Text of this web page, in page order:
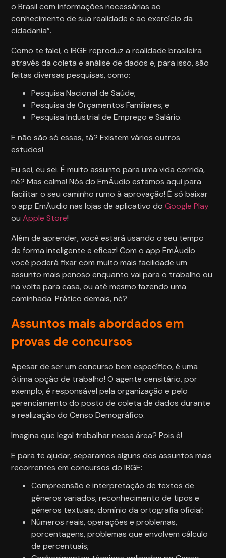
o Brasil com informações necessárias ao
conhecimento de sua realidade e ao exercício da
cidadania”.
Como te falei, o IBGE reproduz a realidade brasileira
através da coleta e análise de dados e, para isso, são
feitas diversas pesquisas, como:
Pesquisa Nacional de Saúde;
Pesquisa de Orçamentos Familiares; e
Pesquisa Industrial de Emprego e Salário.
E não são só essas, tá? Existem vários outros
estudos!
Eu sei, eu sei. É muito assunto para uma vida corrida,
né? Mas calma! Nós do EmÁudio estamos aqui para
facilitar o seu caminho rumo à aprovação! É só baixar
o app EmÁudio nas lojas de aplicativo doGoogle Play
ouApple Store!
Além de aprender, você estará usando o seu tempo
de forma inteligente e eficaz! Com o app EmÁudio
você poderá fixar com muito mais facilidade um
assunto mais penoso enquanto vai para o trabalho ou
na volta para casa, ou até mesmo fazendo uma
caminhada. Prático demais, né?
Assuntos mais abordados em
provas de concursos
Apesar de ser um concurso bem específico, é uma
ótima opção de trabalho! O agente censitário, por
exemplo, é responsável pela organização e pelo
gerenciamento do posto de coleta de dados durante
a realização do Censo Demográfico.
Imagina que legal trabalhar nessa área? Pois é!
E para te ajudar, separamos alguns dos assuntos mais
recorrentes em concursos do IBGE:
Compreensão e interpretação de textos de
gêneros variados, reconhecimento de tipos e
gêneros textuais, domínio da ortografia oficial;
Números reais, operações e problemas,
porcentagens, problemas que envolvem cálculo
de percentuais;